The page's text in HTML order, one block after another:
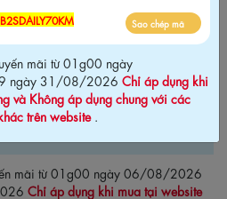
từ 500.000đ trở lên từ 01g00
08/2026 đến 23h59 ngày
Sao chép mã
mãi từ 01g00 ngày 06/08/2026
Chỉ áp dụng khi mua tại website
Sao chép mã
mãi từ 01g00 ngày
ngày 31/08/2026 Chỉ áp dụng khi
và Không áp dụng chung với các
trên website